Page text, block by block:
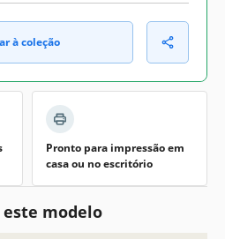
à coleção
Pronto para impressão em
casa ou no escritório
modelo